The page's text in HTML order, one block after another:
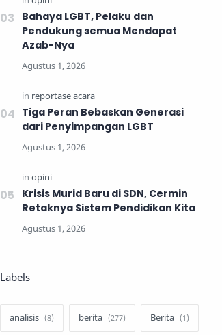
Bahaya LGBT, Pelaku dan
Pendukung semua Mendapat
Azab-Nya
Tiga Peran Bebaskan Generasi
dari Penyimpangan LGBT
Krisis Murid Baru di SDN, Cermin
Retaknya Sistem Pendidikan Kita
Labels
analisis berita Berita